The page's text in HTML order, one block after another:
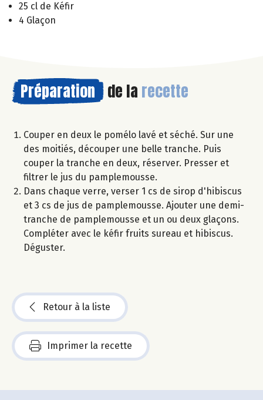
25 cl de Kéfir
4 Glaçon
Préparation de la recette
Couper en deux le pomélo lavé et séché. Sur une
des moitiés, découper une belle tranche. Puis
couper la tranche en deux, réserver. Presser et
filtrer le jus du pamplemousse.
Dans chaque verre, verser 1 cs de sirop d'hibiscus
et 3 cs de jus de pamplemousse. Ajouter une demi-
tranche de pamplemousse et un ou deux glaçons.
Compléter avec le kéfir fruits sureau et hibiscus.
Déguster.
Retour à la liste
Imprimer la recette